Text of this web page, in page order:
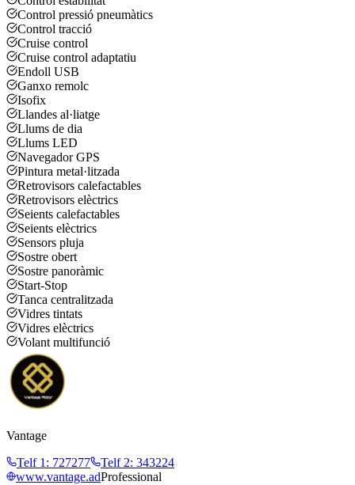
Control pressió pneumàtics
Control tracció
Cruise control
Cruise control adaptatiu
Endoll USB
Ganxo remolc
Isofix
Llandes al·liatge
Llums de dia
Llums LED
Navegador GPS
Pintura metal·litzada
Retrovisors calefactables
Retrovisors elèctrics
Seients calefactables
Seients elèctrics
Sensors pluja
Sostre obert
Sostre panoràmic
Start-Stop
Tanca centralitzada
Vidres tintats
Vidres elèctrics
Volant multifunció
Vantage
Telf 1 : 727277 Telf 2: 343224
www.vantage.adProfessional